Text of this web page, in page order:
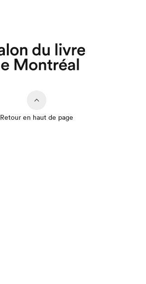
Retour en haut de page